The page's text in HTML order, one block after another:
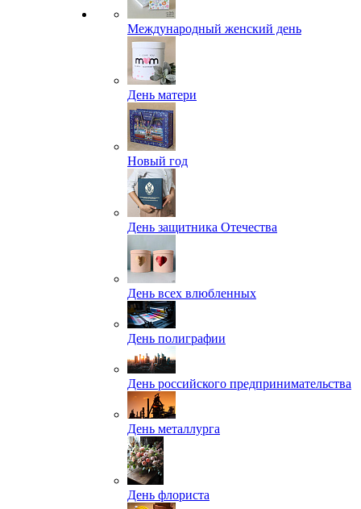
Международный женский день
День матери
Новый год
День защитника Отечества
День всех влюбленных
День полиграфии
День российского предпринимательства
День металлурга
День флориста